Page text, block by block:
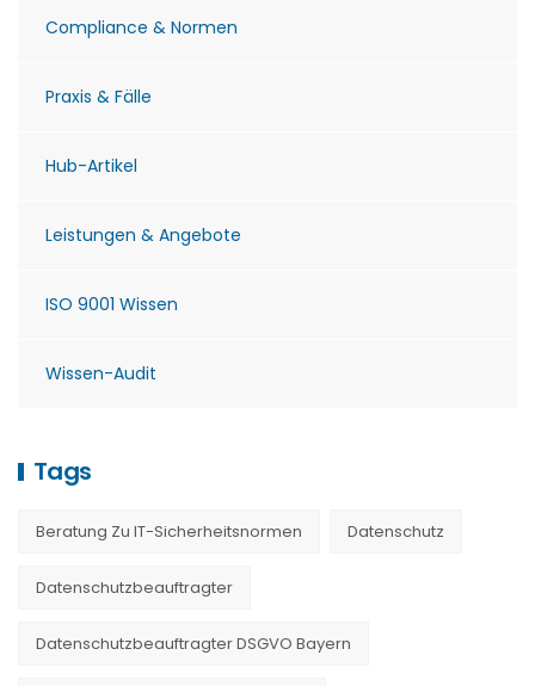
Compliance & Normen
Praxis & Fälle
Hub-Artikel
Leistungen & Angebote
ISO 9001 Wissen
Wissen-Audit
Tags
Beratung Zu IT-Sicherheitsnormen Datenschutz
Datenschutzbeauftragter
Datenschutzbeauftragter DSGVO Bayern